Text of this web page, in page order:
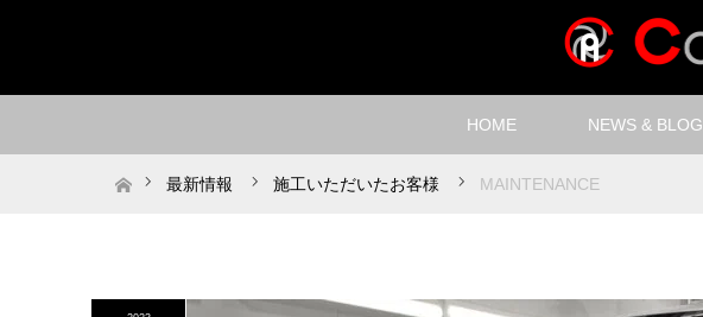
HOME NEWS & BLOG
ホーム最新情報 施工いただいたお客様 MAINTENANCE